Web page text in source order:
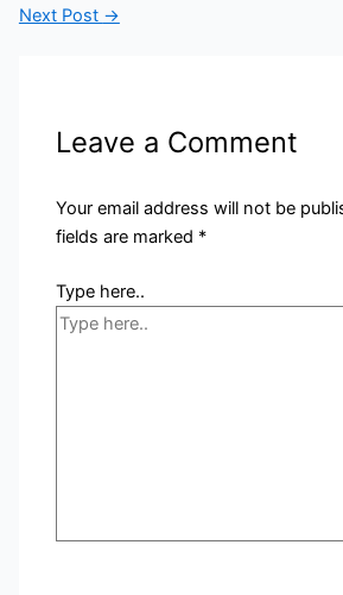
Next Post →
Leave a Comment
Your email address will not be
fields are marked *
Type here..